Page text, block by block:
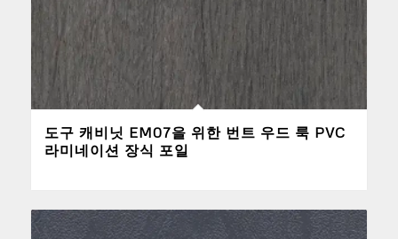
도구 캐비닛 EM07을 위한 번트 우드 룩 PVC
라미네이션 장식 포일